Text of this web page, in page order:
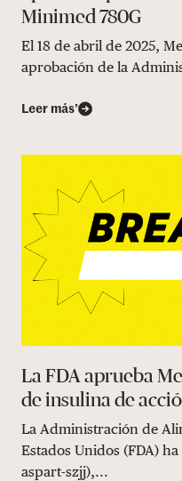
Minimed 780G
El 18 de abril de 2025,
aprobación de la
Leer más’
La FDA aprueba
de insulina de
La Administración de
Estados Unidos (FDA)
aspart-szjj),...